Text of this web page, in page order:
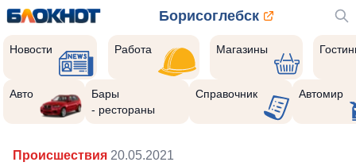
Борисоглебск
Новости Работа Магазины
Авто
Бары
- рестораны
Справочник Автомир
Происшествия 20.05.2021